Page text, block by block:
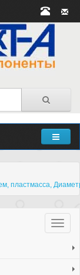
пластмасса,